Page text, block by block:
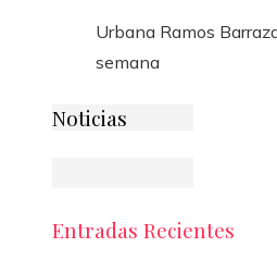
Urbana Ramos
semana
Noticias
Entradas Recientes